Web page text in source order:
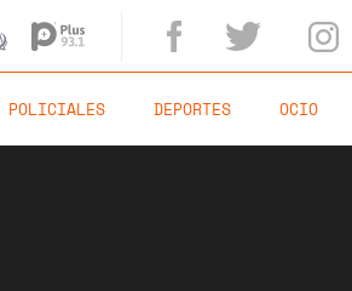
POLICIALES DEPORTES OCIO